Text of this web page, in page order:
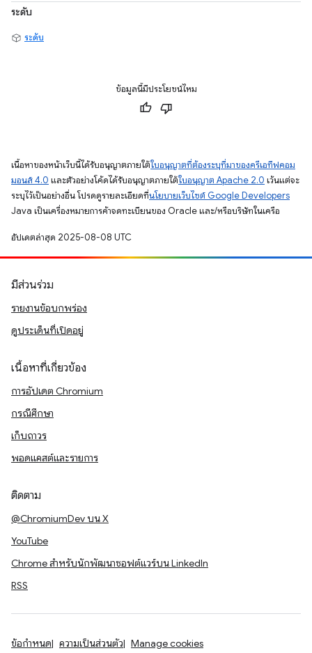
ระดับ
ระดับ
ข้อมูลนี้มีประโยชน์ไหม
เนื้อหาของหน้าเว็บนี้ได้รับอนุญาตภายใต้ใบอนุญาตที่ต้องระบุที่มาของครีเอทีฟคอม
มอนส์ 4.0 และตัวอย่างโค้ดได้รับอนุญาตภายใต้ใบอนุญาต Apache 2.0 เว้นแต่จะ
ระบุไว้เป็นอย่างอื่น โปรดดูรายละเอียดที่นโยบายเว็บไซต์ Google Developers
Java เป็นเครื่องหมายการค้าจดทะเบียนของ Oracle และ/หรือบริษัทในเครือ
อัปเดตล่าสุด 2025-08-08 UTC
มีส่วนร่วม
รายงานข้อบกพร่อง
ดูประเด็นที่เปิดอยู่
เนื้อหาที่เกี่ยวข้อง
การอัปเดต Chromium
กรณีศึกษา
เก็บถาวร
พอดแคสต์และรายการ
ติดตาม
@ChromiumDev บน X
YouTube
Chrome สำหรับนักพัฒนาซอฟต์แวร์บน LinkedIn
RSS
ข้อกำหนด ความเป็นส่วนตัว Manage cookies